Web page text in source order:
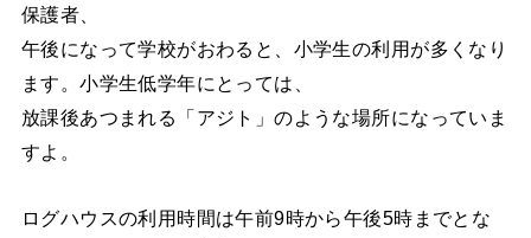
保護者、
午後になって学校がおわると、小学生の利用が多くなり
ます。小学生低学年にとっては、
放課後あつまれる「アジト」のような場所になっていま
すよ。
ログハウスの利用時間は午前9時から午後5時までとな